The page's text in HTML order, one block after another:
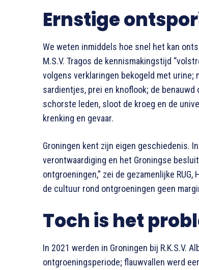
Ernstige
We weten inmiddels hoe snel het kan
M.S.V. Tragos de kennismakingstijd
volgens verklaringen bekogeld met urine;
sardientjes, prei en knoflook; de
schorste leden, sloot de kroeg en de
krenking en gevaar.
Groningen kent zijn eigen geschiedenis.
verontwaardiging en het Groningse
ontgroeningen,” zei de gezamenlijke
de cultuur rond ontgroeningen geen
Toch is het
In 2021 werden in Groningen bij R.K.S.V.
ontgroeningsperiode; flauwvallen werd